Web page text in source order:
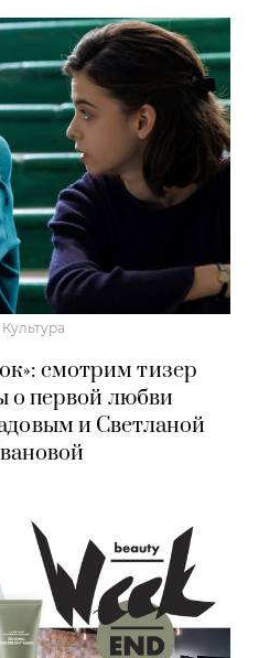
Культура
смотрим тизер
о первой любви
и Светланой